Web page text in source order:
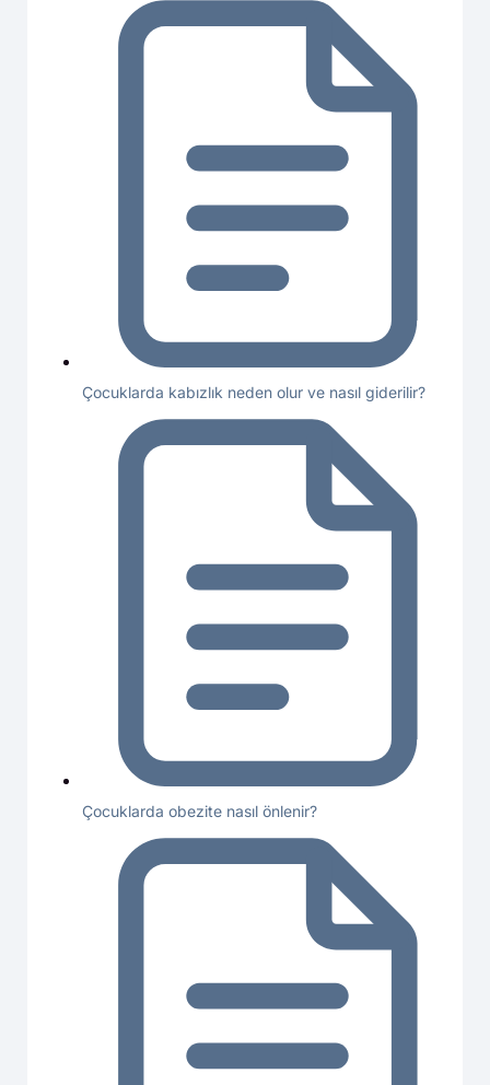
Çocuklarda kabızlık neden olur ve nasıl giderilir?
Çocuklarda obezite nasıl önlenir?